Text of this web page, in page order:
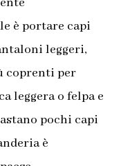
è portare capi
leggeri,
coprenti per
leggera o felpa e
pochi capi
è